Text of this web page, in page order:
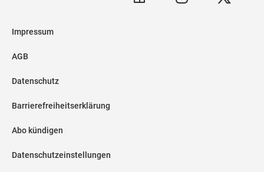
Impressum
AGB
Datenschutz
Barrierefreiheitserklärung
Abo kündigen
Datenschutzeinstellungen